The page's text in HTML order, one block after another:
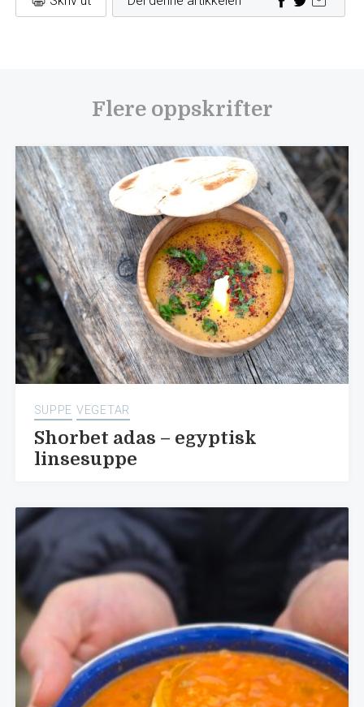
Flere oppskrifter
SUPPE VEGETAR
Shorbet adas – egyptisk
linsesuppe